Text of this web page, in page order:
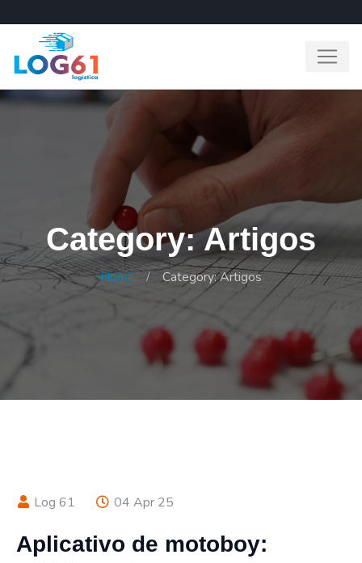
Category: Artigos
Home Category: Artigos
Log 61 04 Apr 25
Aplicativo de motoboy: